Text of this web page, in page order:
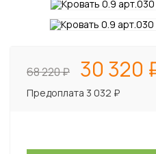
68 220 30 320
Предоплата 3 032 ₽